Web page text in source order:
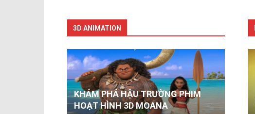
3D ANIMATION
KHÁM PHÁ HẬU TRƯỜNG PHIM
HOẠT HÌNH 3D MOANA